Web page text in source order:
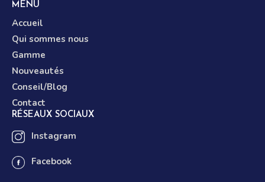
RÉSEAUX SOCIAUX
Instagram
Facebook
MENU
Accueil
Qui sommes nous
Gamme
Nouveautés
Conseil/Blog
Contact